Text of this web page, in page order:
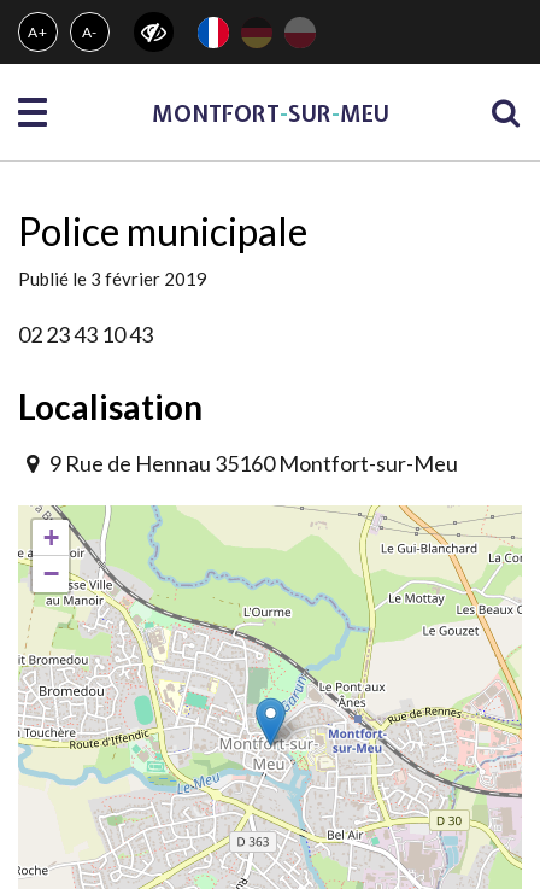
Gestion des traceurs
A+ A-
Menu MONTFORT-SUR-MEU
Police municipale
Publié le 3 février 2019
02 23 43 10 43
Localisation
9 Rue de Hennau 35160 Montfort-sur-Meu
+
−